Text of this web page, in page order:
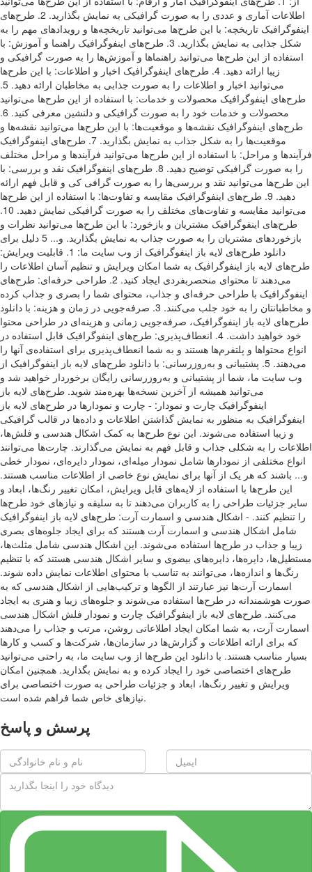
اطلاعات آماری و عددی را به صورت گرافیکی به نمایش بگذارید. 2. طرح‌های
اینفوگرافیک تاریخچه: با این طرح‌ها می‌توانید تاریخچه‌ها و رویدادهای مهم را به
شکل جذابی به نمایش بگذارید. 3. طرح‌های اینفوگرافیک راهنما و آموزش: با
استفاده از این طرح‌ها می‌توانید راهنماها و آموزش‌ها را به صورت گرافیکی و
زیبا ارائه دهید. 4. طرح‌های اینفوگرافیک اخبار و اطلاعات: با این طرح‌ها
می‌توانید اخبار و اطلاعات را به صورت جذابی به مخاطبان ارائه دهید. 5.
طرح‌های اینفوگرافیک محصولات و خدمات: با استفاده از این طرح‌ها می‌توانید
محصولات و خدمات خود را به صورت گرافیکی و دلنشین معرفی کنید. 6.
طرح‌های اینفوگرافیک نقشه‌ها و موقعیت‌ها: با این طرح‌ها می‌توانید نقشه‌ها و
موقعیت‌ها را به شکل جذاب به نمایش بگذارید. 7. طرح‌های اینفوگرافیک
فرآیندها و مراحل: با استفاده از این طرح‌ها می‌توانید فرآیندها و مراحل مختلف
را به صورت گرافیکی توضیح دهید. 8. طرح‌های اینفوگرافیک نقد و بررسی: با
این طرح‌ها می‌توانید نقد و بررسی‌ها را به صورت گرافی کی و قابل فهم ارائه
دهید. 9. طرح‌های اینفوگرافیک مقایسه و تفاوت‌ها: با استفاده از این طرح‌ها
می‌توانید مقایسه و تفاوت‌های مختلف را به صورت گرافیکی نمایش دهید. 10.
طرح‌های اینفوگرافیک مشتریان و بازخورد: با این طرح‌ها می‌توانید نظرات و
بازخورد‌های مشتریان را به صورت جذاب به نمایش بگذارید. و... 5 دلیل برای
دانلود طرح‌های لایه باز اینفوگرافیک از وب سایت ما: 1. قابلیت ویرایش:
طرح‌های لایه باز اینفوگرافیک به شما امکان ویرایش و تنظیم آسان اطلاعات را
می‌دهند تا محتوای منحصربفردی ایجاد کنید. 2. طراحی حرفه‌ای: طرح‌های
اینفوگرافیک با طراحی حرفه‌ای و جذاب، محتوای شما را بصری و جذاب کرده
و مخاطبانتان را به خود جلب می‌کنند. 3. صرفه‌جویی در زمان و هزینه: با دانلود
طرح‌های لایه باز اینفوگرافیک، صرفه‌جویی زمانی و هزینه‌ای در طراحی محتوا
خود خواهید داشت. 4. انعطاف‌پذیری: طرح‌های اینفوگرافیک قابل استفاده در
انواع محتواها و پلتفرم‌ها هستند و به شما انعطاف‌پذیری برای استفاده‌ی آنها را
می‌دهند. 5. پشتیبانی و به‌روزرسانی: با دانلود طرح‌های لایه باز اینفوگرافیک از
وب سایت ما، شما از پشتیبانی و به‌روزرسانی رایگان برخوردار خواهید شد و
می‌توانید همیشه از آخرین نسخه‌ها بهره‌مند شوید. طرح‌های لایه باز
اینفوگرافیک چارت و نمودار: - چارت و نمودارها در طرح‌های لایه باز
اینفوگرافیک به منظور به نمایش گذاشتن اطلاعات و داده‌ها در قالب گرافیکی
و زیبا استفاده می‌شوند. این نوع طرح‌ها به کمک اشکال هندسی و فلش‌ها،
اطلاعات را به شکلی جذاب و قابل فهم به نمایش می‌گذارند. چارت‌ها می‌توانند
انواع مختلفی از نمودارها شامل نمودار میله‌ای، نمودار دایره‌ای، نمودار خطی
و... باشند که هر یک از آنها برای نمایش نوع خاصی از اطلاعات مناسب هستند.
این طرح‌ها با استفاده از لایه‌های قابل ویرایش، امکان تغییر رنگ‌ها، ابعاد و
سایر جزئیات طراحی را به کاربران می‌دهند تا به سلیقه و نیازهای خود طرح‌ها
را تنظیم کنند. - اشکال هندسی و اسمارت آرت: طرح‌های لایه باز اینفوگرافیک
شامل اشکال هندسی و اسمارت آرت هستند که برای ایجاد جلوه‌های بصری
زیبا و جذاب در طرح‌ها استفاده می‌شوند. این اشکال هندسی شامل مثلث‌ها،
مستطیل‌ها، دایره‌ها، دایره‌های بیضوی و سایر اشکال هندسی هستند که با تنظیم
رنگ‌ها و اندازه‌ها، می‌توانند به تناسب با محتوای اطلاعات نمایش داده شوند.
اسمارت آرت‌ها نیز عبارتند از الگوها و ترکیب‌هایی از اشکال هندسی که به
صورت هوشمندانه در طرح‌ها استفاده می‌شوند و جلوه‌های زیبا و هنری به ایجاد
می‌کنند. طرح‌های لایه باز اینفوگرافیک چارت و نمودار فلش اشکال هندسی
اسمارت آرت، به شما امکان ایجاد اطلاعاتی روشن، مرتب و جذاب را می‌دهند
که برای ارائه اطلاعات و گزارش‌ها در سازمان‌ها، شرکت‌ها و کسب و کارها
بسیار مناسب هستند. با دانلود این طرح‌ها از وب سایت ما، به راحتی می‌توانید
طرح‌های اختصاصی خود را ایجاد کرده و به نمایش بگذارید. همچنین امکان
ویرایش و تغییر رنگ‌ها، ابعاد و جزئیات طراحی به صورت اختصاصی برای
نیازهای خاص شما فراهم شده است.
پرسش و پاسخ